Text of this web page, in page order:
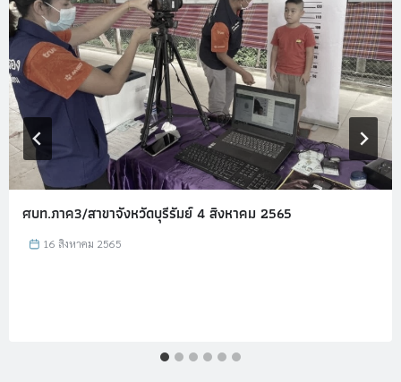
ศบท.ภาค3/สาขาจังหวัดบุรีรัมย์ 4 สิงหาคม 2565
16 สิงหาคม 2565